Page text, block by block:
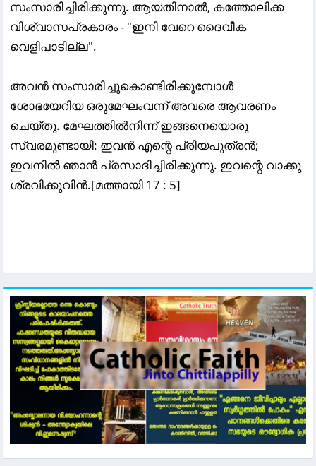
സംസാരിച്ചിരിക്കുന്നു. ആയതിനാൽ, കത്തോലിക്ക
വിശ്വാസപ്രകാരം - "ഇനി വേറെ ദൈവീക
വെളിപാടില്ല".
അവന്‍ സംസാരിച്ചുകൊണ്ടിരിക്കുമ്പോള്‍
ശോഭയേറിയ ഒരുമേഘംവന്ന്‌ അവരെ ആവരണം
ചെയ്‌തു. മേഘത്തില്‍നിന്ന്‌ ഇങ്ങനെയൊരു
സ്വരമുണ്ടായി: ഇവന്‍ എന്റെ പ്രിയപുത്രന്‍;
ഇവനില്‍ ഞാന്‍ പ്രസാദിച്ചിരിക്കുന്നു. ഇവന്റെ വാക്കു
ശ്രവിക്കുവിന്‍.[മത്തായി 17 : 5]